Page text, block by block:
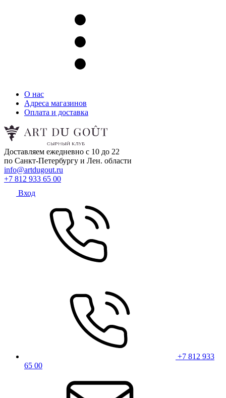
О нас
Адреса магазинов
Оплата и доставка
Доставляем ежедневно с 10 до 22
по Санкт-Петербургу и Лен. области
info@artdugout.ru
+7 812 933 65 00
Вход
+7 812 933
65 00